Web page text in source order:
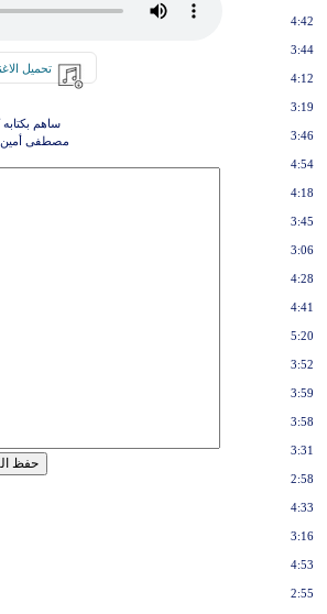
4:42
3:44
4:12
3:19
3:46
4:54
4:18
3:45
3:06
4:28
4:41
5:20
3:52
3:59
3:58
3:31
2:58
4:33
3:16
4:53
2:55
تحميل
ساهم بكتابه
مصطفى أمين